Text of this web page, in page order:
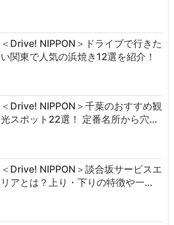
＜Drive! NIPPON＞ドライブで行きた
い関東で人気の浜焼き12選を紹介！
＜Drive! NIPPON＞千葉のおすすめ観
光スポット22選！ 定番名所から穴…
＜Drive! NIPPON＞談合坂サービスエ
リアとは？上り・下りの特徴や一…